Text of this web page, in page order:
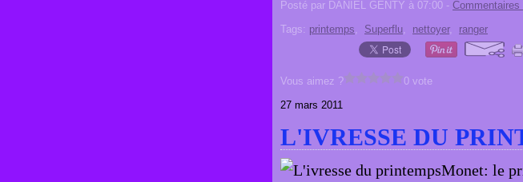
Posté par DANIEL GENTY à 07:00 - Commentaires
Tags: printemps, Superflu, nettoyer, ranger
Vous aimez ?
0 vote
27 mars 2011
L'IVRESSE DU
Monet: le